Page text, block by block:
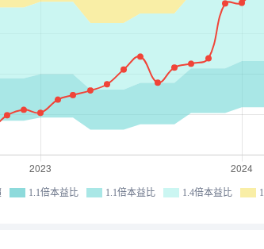
1.1倍本益比 1.1倍本益比 1.4倍本益比